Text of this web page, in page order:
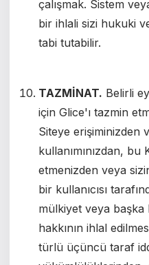
çalışmak. Sistem
bir ihlali sizi hukuki
tabi tutabilir.
TAZMİNAT. Belirli
için Glice'ı tazmin
Siteye erişiminizden
kullanımınızdan, bu
etmenizden veya
bir kullanıcısı
mülkiyet veya
hakkının ihlal
türlü üçüncü taraf